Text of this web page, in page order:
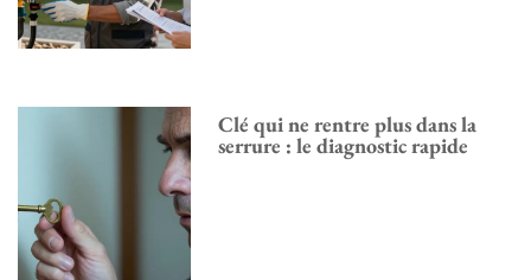
Clé qui ne rentre plus dans la
serrure : le diagnostic rapide